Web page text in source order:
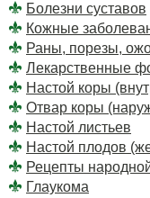
Болезни суставов
Кожные
Раны, порезы,
Лекарственные
Настой коры
Отвар коры
Настой листьев
Настой плодов
Рецепты
Глаукома